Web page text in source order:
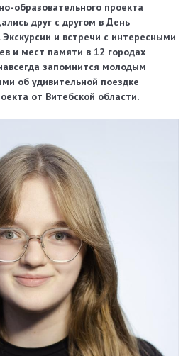
образовательного проекта
друг с другом в День
и встречи с интересными
и мест памяти в 12 городах
запомнится молодым
об удивительной поездке
от Витебской области.